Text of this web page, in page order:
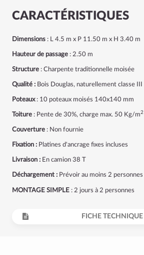
CARACTÉRISTIQUES
Dimensions : L 4.5 m x P 11.50 m x H 3.40 m
Hauteur de passage : 2.50 m
Structure : Charpente traditionnelle moisée
Qualité : Bois Douglas, naturellement classe III
Poteaux: 10 poteaux moisés 140x140 mm
Toiture : Pente de 30%, charge max. 50 Kg/m2
Couverture : Non fournie
Fixation : Platines d'ancrage fixes incluses
Livraison : En camion 38 T
Déchargement : Prévoir au moins 2 personnes
MONTAGE SIMPLE : 2 jours à 2 personnes
FICHE TECHNIQUE